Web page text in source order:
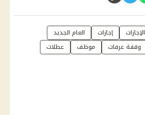
الإجازات إجازات
العام الجديد
وقفة عرفات موظف
عطلات